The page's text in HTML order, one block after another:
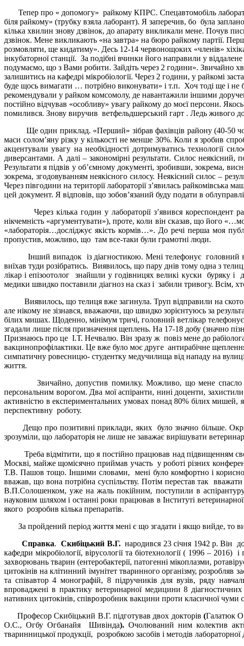
Тепер про « допомогу» райкому КПРС. Спецавтомобіль
біля райкому» (трубку взяла лаборант). Я заперечив, бо була
кілька хвилин знову дзвінок, до апарату викликали мене. Почув
дзвінок. Мене викликають «на завтра» на бюро райкому партії.
розмовляти, ще кидатиму». Десь 12-14 червонощоких «членів»
інкубаторної станції. За подібні вчинки його направили у
подумаємо, що з Вами робити. Зайдіть через 2 години». Звичайно
залишитись на кафедрі мікробіології. Через 2 години, у райкомі
буде щось вимагати … потрібно виконувати» і т.п. Хоч тоді ще і не
рекомендували у райком комсомолу, де навантажили іншими
постійно відчував «особливу» увагу райкому до моєї персони.
помилився. Знову виручив ветфельдшерський гарт . Ледь живого
Ще один приклад. «Перший» зібрав фахівців району (40-50
маси солом’яну різку у кількості не менше 30%. Коли я зробив
акцентували увагу на необхідності дотримуватись технології
диверсантами. А далі – закономірні результати. Силос неякісний,
Результати я підвів у об’ємному документі, зробивши, зокрема,
зокрема, згодовуванням неякісного силосу. Неякісний силос –
Через півгодини на території лабораторії з’явилась
цей документ. Я відповів, що зобов’язаний буду подати в
Через кілька годин у лабораторії з’явився кореспондент
нікчемність «аргументувати»), проте, коли він сказав, що його
«лабораторія…досліджує якість кормів…». До речі перша моя
пропустив, можливо, що там все-таки були грамотні люди.
Інший випадок із діагностикою. Мені телефонує головний
виїхав туди розібратись. Виявилось, що пару днів тому одна з
лікар і епізоотолог знайшли у годівницях великі куски буряку
медики швидко поставили діагноз на сказ і забили тривогу. Всім,
Виявилось, що телиця вже загинула. Труп відправили на
але нікому не зізнався, вважаючи, що швидко зорієнтуюсь за
білих мишах. Щоденно, мінімум тричі, головний ветлікар
згадали лише після призначення щеплень. На 17-18 добу (значно
Признаюсь про це І.Т. Нечвалю. Він зразу ж повіз мене до
вакцинопрофілактики. Це вже було моє друге антирабічне
симпатичну ровесницю- студентку медучилища від нападу на
життя.
Звичайно, допустив помилку. Можливо, що мене спасло те, що
персональним ворогом. Два мої аспіранти, нині доценти,
активністю в експериментальних умовах понад 80% білих
перспективну роботу.
Дещо про позитивні приклади, яких було значно більше. Окрім
зрозуміли, що лабораторія не лише не заважає вирішувати
Треба відмітити, що я постійно працював над підвищенням своєї
Москві, майже щомісячно приймав участь у роботі різних
Т.В. Пашов тощо. Іншими словами, мені було комфортно і
вважав, що вона потрібна суспільству. Потім перестав так
В.П.Солошенком, уже на жаль покійним, поступили в
науковим шляхом і останні роки працював в Інституті
якого розробив кілька препаратів.
За пройдений період життя мені є що згадати і якщо вийде, то
Справка.Скибіцький В.Г.народився 23 січня 1942 р. Він
кафедри мікробіології, вірусології та біотехнології ( 1996 –
захворювань тварин (ентеробактерії, патогенні мікоплазми,
цитокінів на клітинний імунітет тваринного організму, розробляв
та співавтор 4 монографій, 8 підручників для вузів, ряду
впроваджені в практику ветеринарної медицини 8 діагностичних
нативних цитокінів, співрозробник вакцини проти класичної чуми
Професор Скибіцький В.Г. підготував двох докторів (Галатюк
О.С., Огбу Огбанайя Шивінда). Очолюваний ним колектив
тваринницької продукції, розробкою засобів і методів